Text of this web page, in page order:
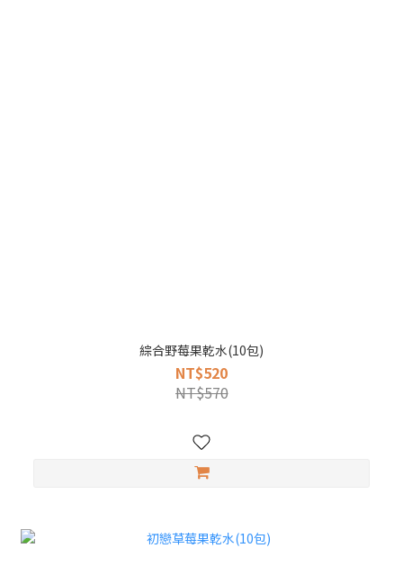
綜合野莓果乾水(10包)
NT$520
NT$570